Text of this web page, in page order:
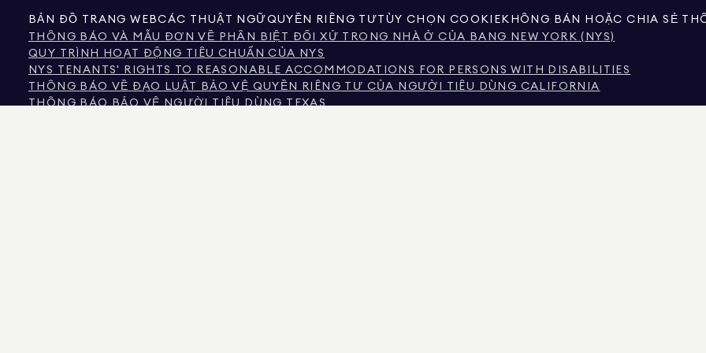
BẢN ĐỒ TRANG WEBCÁC THUẬT NGỮQUYỀN RIÊNG TƯTÙY CHỌN COOKIE KHÔNG BÁN HOẶC CHIA SẺ
THÔNG BÁO VÀ MẪU ĐƠN VỀ PHÂN BIỆT ĐỐI XỬ TRONG NHÀ Ở CỦA BANG NEW YORK (NYS)
QUY TRÌNH HOẠT ĐỘNG TIÊU CHUẨN CỦA NYS
NYS TENANTS' RIGHTS TO REASONABLE ACCOMMODATIONS FOR PERSONS WITH DISABILITIES
THÔNG BÁO VỀ ĐẠO LUẬT BẢO VỆ QUYỀN RIÊNG TƯ CỦA NGƯỜI TIÊU DÙNG CALIFORNIA
THÔNG BÁO BẢO VỆ NGƯỜI TIÊU DÙNG TEXAS